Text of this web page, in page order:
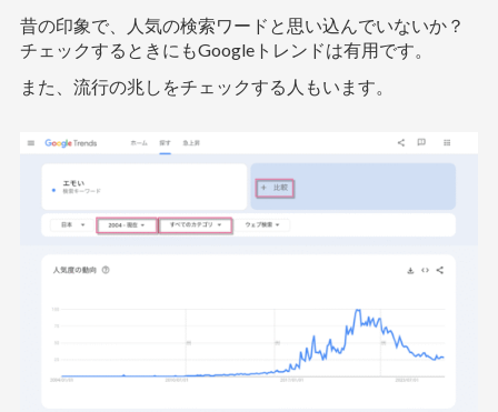
昔の印象で、人気の検索ワードと思い込んでいないか？
チェックするときにもGoogleトレンドは有用です。
また、流行の兆しをチェックする人もいます。